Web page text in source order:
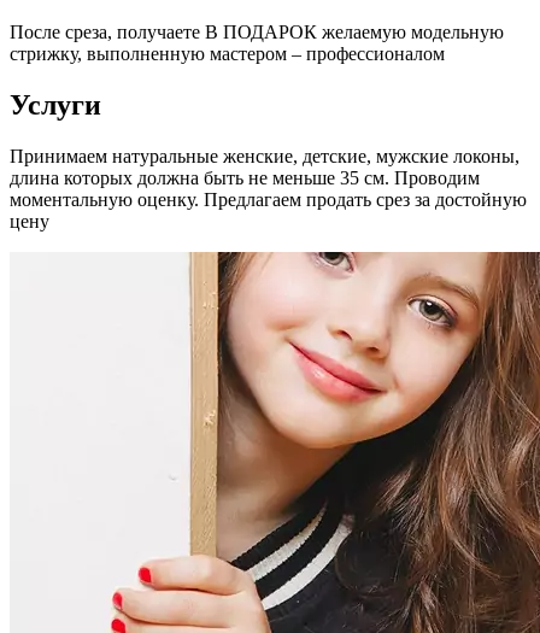
После среза, получаете В ПОДАРОК желаемую модельную
стрижку, выполненную мастером – профессионалом
Услуги
Принимаем натуральные женские, детские, мужские локоны,
длина которых должна быть не меньше 35 см. Проводим
моментальную оценку. Предлагаем продать срез за достойную
цену